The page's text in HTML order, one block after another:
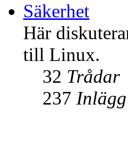
Säkerhet
Här
till Linux.
32 Trådar
237 Inlägg